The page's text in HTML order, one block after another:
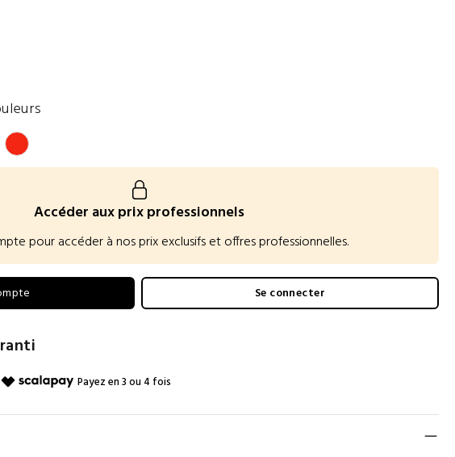
Accéder aux prix professionnels
pour accéder à nos prix exclusifs et offres professionnelles.
Se connecter
Payez en 3 ou 4 fois